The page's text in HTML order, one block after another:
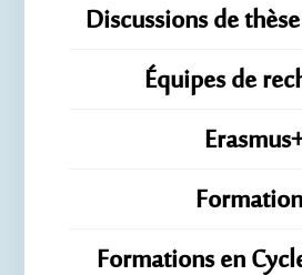
Discussions de
Équipes de
Formations en